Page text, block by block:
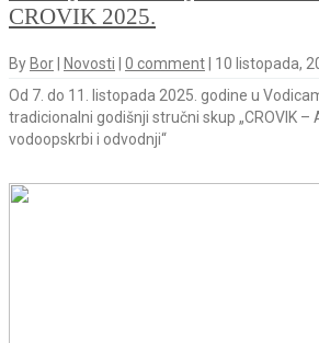
CROVIK 2025.
By Bor Novosti 0 comment 10 listopada,
Od 7. do 11. listopada 2025. godine u
tradicionalni godišnji stručni skup „CROVIK –
vodoopskrbi i odvodnji“